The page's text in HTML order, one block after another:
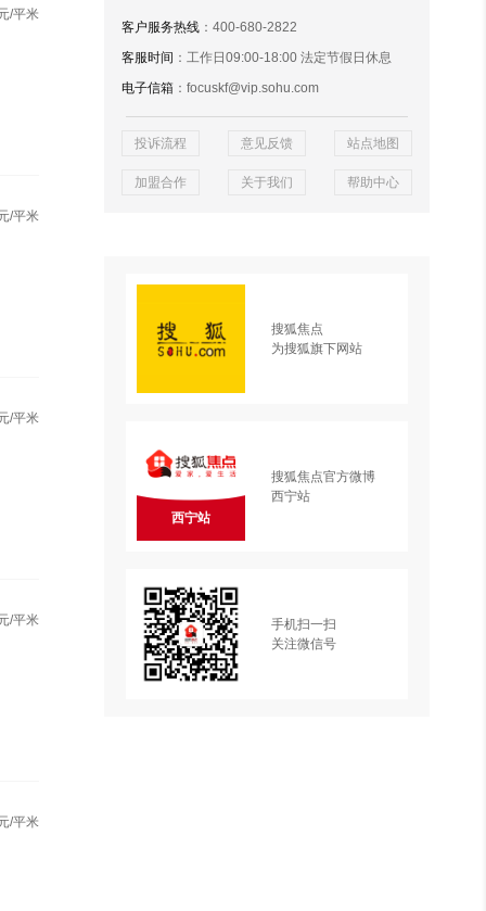
/平米
/平米
/平米
/平米
/平米
客户服务热线 ：400-680-2822
客服时间 ：工作日09:00-18:00 法定节假日休息
电子信箱 ：focuskf@vip.sohu.com
投诉流程 意见反馈 站点地图
加盟合作 关于我们 帮助中心
搜狐焦点
为搜狐旗下网站
西宁站
搜狐焦点官方微博
西宁站
手机扫一扫
关注微信号